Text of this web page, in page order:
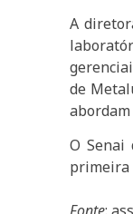
A
de
O Senai
primeira